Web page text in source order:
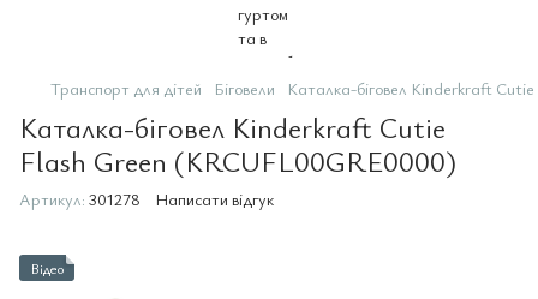
Транспорт для дітей Біговели Каталка-біговел Kinderkraft
Каталка-біговел Kinderkraft Cutie
Flash Green (KRCUFL00GRE0000)
Артикул: 301278 Написати відгук
Відео